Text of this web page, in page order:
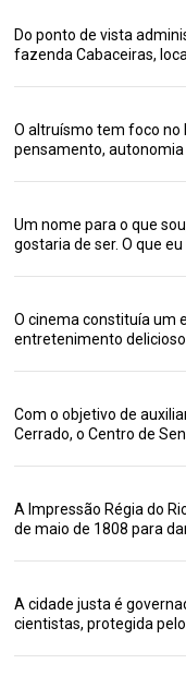
Do ponto de vista
fazenda Cabaceiras,
O altruísmo tem foco no
pensamento,
Um nome para o que
gostaria de ser. O que
O cinema constituía um
entretenimento
Com o objetivo de
Cerrado, o Centro de
A Impressão Régia do
de maio de 1808 para
A cidade justa é
cientistas, protegida